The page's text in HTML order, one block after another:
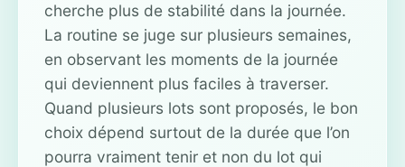
cherche plus de stabilité dans la journée.
La routine se juge sur plusieurs semaines,
en observant les moments de la journée
qui deviennent plus faciles à traverser.
Quand plusieurs lots sont proposés, le bon
choix dépend surtout de la durée que l’on
pourra vraiment tenir et non du lot qui